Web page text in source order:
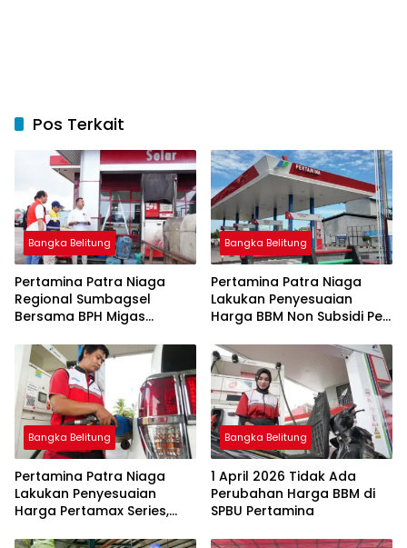
Pos Terkait
Bangka Belitung
Pertamina Patra Niaga
Regional Sumbagsel
Bersama BPH Migas
Penyaluran BBM Subsidi
bagi Nelayan melalui
Aplikasi XSTAR
Bangka Belitung
Pertamina Patra Niaga
Lakukan Penyesuaian
Harga BBM Non Subsidi Per
Bangka Belitung
Pertamina Patra Niaga
Lakukan Penyesuaian
Harga Pertamax Series,
Bangka Belitung
1 April 2026 Tidak Ada
Perubahan Harga BBM di
SPBU Pertamina